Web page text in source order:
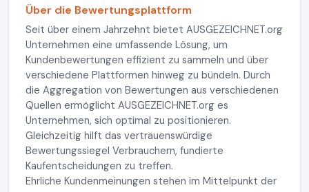
Über die Bewertungsplattform
Seit über einem Jahrzehnt bietet AUSGEZEICHNET.org
Unternehmen eine umfassende Lösung, um
Kundenbewertungen effizient zu sammeln und über
verschiedene Plattformen hinweg zu bündeln. Durch
die Aggregation von Bewertungen aus verschiedenen
Quellen ermöglicht AUSGEZEICHNET.org es
Unternehmen, sich optimal zu positionieren.
Gleichzeitig hilft das vertrauenswürdige
Bewertungssiegel Verbrauchern, fundierte
Kaufentscheidungen zu treffen.
Ehrliche Kundenmeinungen stehen im Mittelpunkt der